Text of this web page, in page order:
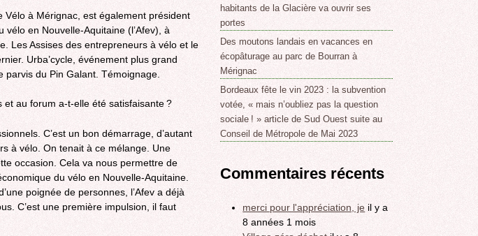
à Mérignac, est également président
vélo en Nouvelle-Aquitaine (l’Afev), à
Les Assises des entrepreneurs à vélo et le
Urba’cycle, événement plus grand
du Pin Galant. Témoignage.
au forum a-t-elle été satisfaisante ?
C’est un bon démarrage, d’autant
à vélo. On tenait à ce mélange. Une
occasion. Cela va nous permettre de
du vélo en Nouvelle-Aquitaine.
poignée de personnes, l’Afev a déjà
C’est une première impulsion, il faut
habitants de la Glacière va ouvrir ses
portes
Des moutons landais en vacances en
écopâturage au parc de Bourran à
Mérignac
Bordeaux fête le vin 2023 : la subvention
votée, « mais n’oubliez pas la question
sociale ! » article de Sud Ouest suite au
Conseil de Métropole de Mai 2023
Commentaires récents
merci pour l'appréciation, je il y a
8 années 1 mois